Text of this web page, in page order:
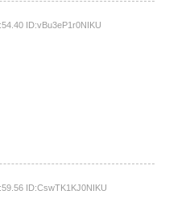
ID:vBu3eP1r0NIKU
ID:CswTK1KJ0NIKU